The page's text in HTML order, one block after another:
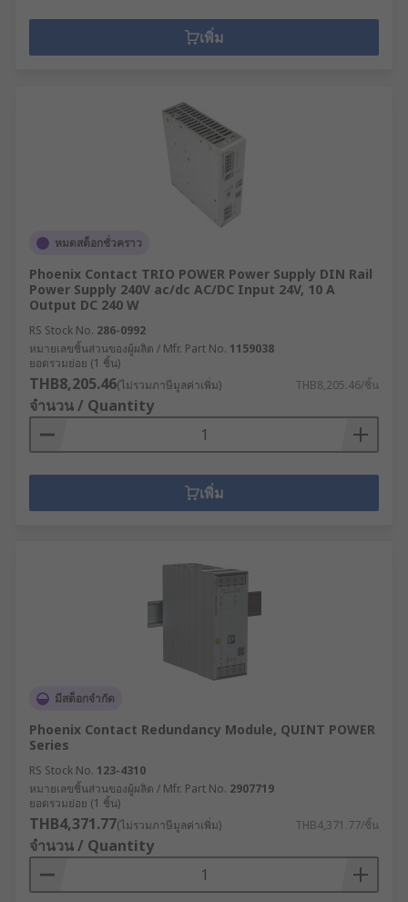
เพิ่ม
หมดสต็อกชั่วคราว
Phoenix Contact TRIO POWER Power Supply DIN Rail
Power Supply 240V ac/dc AC/DC Input 24V, 10 A
Output DC 240 W
RS Stock No. 286-0992
หมายเลขชิ้นส่วนของผู้ผลิต / Mfr. Part No. 1159038
ยอดรวมย่อย (1 ชิ้น)
THB8,205.46(ไม่รวมภาษีมูลค่าเพิ่ม) THB8,205.46/ชิ้น
จำนวน / Quantity
เพิ่ม
มีสต็อกจำกัด
Phoenix Contact Redundancy Module, QUINT POWER
Series
RS Stock No. 123-4310
หมายเลขชิ้นส่วนของผู้ผลิต / Mfr. Part No. 2907719
ยอดรวมย่อย (1 ชิ้น)
THB4,371.77(ไม่รวมภาษีมูลค่าเพิ่ม) THB4,371.77/ชิ้น
จำนวน / Quantity